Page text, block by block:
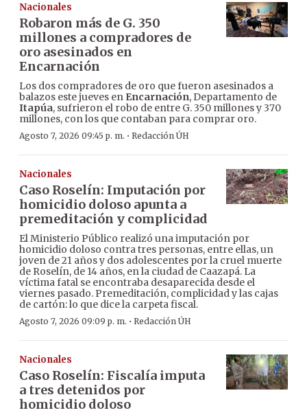
Nacionales
Robaron más de G. 350
millones a compradores de
oro asesinados en
Encarnación
Los dos compradores de oro que fueron asesinados a
balazos este jueves en Encarnación, Departamento de
Itapúa, sufrieron el robo de entre G. 350 millones y 370
millones, con los que contaban para comprar oro.
Agosto 7, 2026 09:45 p. m. · Redacción ÚH
Nacionales
Caso Roselín: Imputación por
homicidio doloso apunta a
premeditación y complicidad
El Ministerio Público realizó una imputación por
homicidio doloso contra tres personas, entre ellas, un
joven de 21 años y dos adolescentes por la cruel muerte
de Roselín, de 14 años, en la ciudad de Caazapá. La
víctima fatal se encontraba desaparecida desde el
viernes pasado. Premeditación, complicidad y las cajas
de cartón: lo que dice la carpeta fiscal.
Agosto 7, 2026 09:09 p. m. · Redacción ÚH
Nacionales
Caso Roselín: Fiscalía imputa
a tres detenidos por
homicidio doloso